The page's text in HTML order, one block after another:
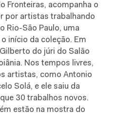
Fronteiras, acompanha o
por artistas trabalhando
Rio-São Paulo, uma
início da coleção. Em
do júri do Salão
Nos tempos livres,
artistas, como Antonio
Solá, e ele saiu da
30 trabalhos novos.
estão na mostra do